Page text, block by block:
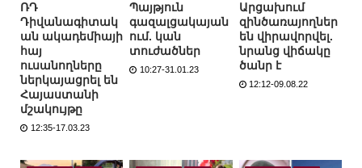
ՌԴ
Դիվանագիտակ
ան ակադեմիայի
հայ
ուսանողները
ներկայացրել են
Հայաստանի
մշակույթը
12:35-17.03.23
Պայթյուն
գազալցակայան
ում. կան
տուժածներ
10:27-31.01.23
Արցախում
զինծառայողներ
են վիրավորվել.
նրանց վիճակը
ծանր է
12:12-09.08.22